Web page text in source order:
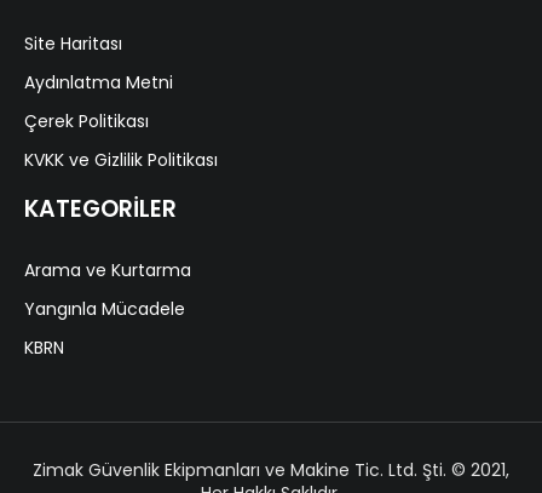
Site Haritası
Aydınlatma Metni
Çerek Politikası
KVKK ve Gizlilik Politikası
KATEGORİLER
Arama ve Kurtarma
Yangınla Mücadele
KBRN
Zimak Güvenlik Ekipmanları ve Makine Tic. Ltd. Şti. © 2021,